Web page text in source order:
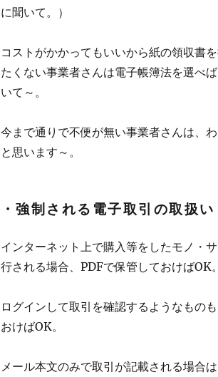
に聞いて。）
コストがかかってもいいから紙の領収書
たくない事業者さんは電子帳簿法を選べ
いて～。
今まで通りで不便が無い事業者さんは、
と思います～。
・強制される電子取引の取扱い
インターネット上で購入等をしたモノ・
行される場合、PDFで保管しておけばOK。
ログインして取引を確認するようなもの
おけばOK。
メール本文のみで取引が記載される場合